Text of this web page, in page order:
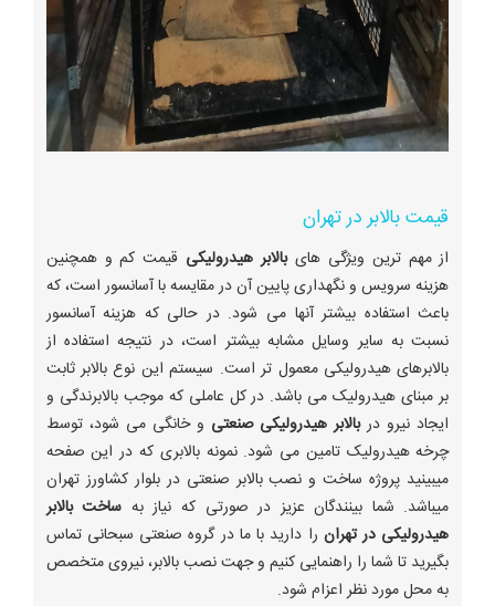
قیمت بالابر در تهران
از مهم ترین ویژگی هایبالابر هیدرولیکی قیمت کم و همچنین
هزینه سرویس و نگهداری پایین آن در مقایسه با آسانسور است، که
باعث استفاده بیشتر آنها می شود. در حالی که هزینه آسانسور
نسبت به سایر وسایل مشابه بیشتر است، در نتیجه استفاده از
بالابرهای هیدرولیکی معمول تر است. سیستم این نوع بالابر ثابت
بر مبنای هیدرولیک می باشد. در کل عاملی که موجب بالابرندگی و
ایجاد نیرو دربالابر هیدرولیکی صنعتی و خانگی می شود، توسط
چرخه هیدرولیک تامین می شود. نمونه بالابری که در این صفحه
میبینید پروژه ساخت و نصب بالابر صنعتی در بلوار کشاورز تهران
میباشد. شما بینندگان عزیز در صورتی که نیاز به ساخت بالابر
هیدرولیکی در تهران را دارید با ما در گروه صنعتی سبحانی تماس
بگیرید تا شما را راهنمایی کنیم و جهت نصب بالابر، نیروی متخصص
به محل مورد نظر اعزام شود.